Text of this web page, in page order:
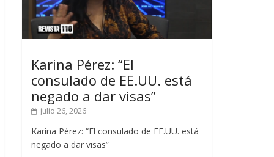
Karina Pérez: “El
consulado de EE.UU. está
negado a dar visas”
julio 26, 2026
Karina Pérez: “El consulado de EE.UU. está
negado a dar visas”